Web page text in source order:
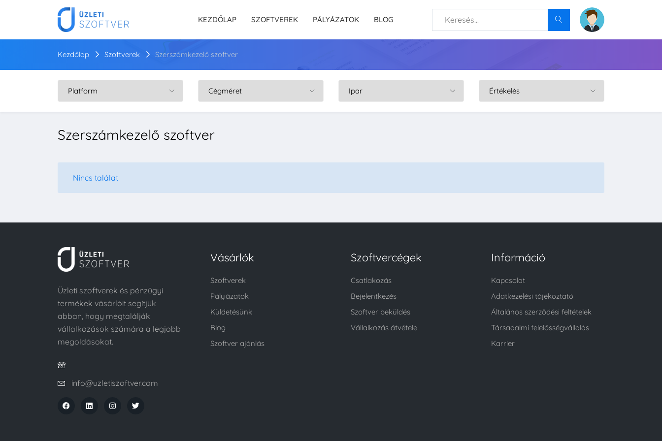
KEZDŐLAP SZOFTVEREK PÁLYÁZATOK BLOG
Kezdőlap Szoftverek Szerszámkezelő szoftver
Szerszámkezelő szoftver
Nincs találat
Üzleti szoftverek és pénzügyi
termékek vásárlóit segítjük
abban, hogy megtalálják
vállalkozások számára a legjobb
megoldásokat.
info@uzletiszoftver.com
Vásárlók
Szoftverek
Pályázatok
Küldetésünk
Blog
Szoftver ajánlás
Szoftvercégek
Csatlakozás
Bejelentkezés
Szoftver beküldés
Vállalkozás átvétele
Információ
Kapcsolat
Adatkezelési tájékoztató
Általános szerződési feltételek
Társadalmi felelősségvállalás
Karrier